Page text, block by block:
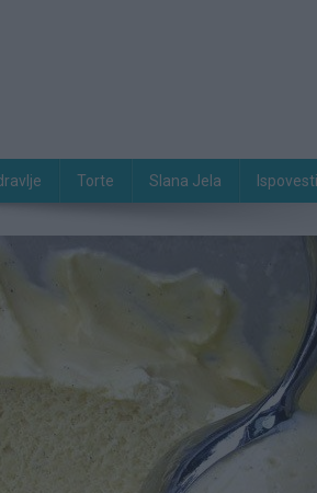
Torte Slana Jela Ispovesti